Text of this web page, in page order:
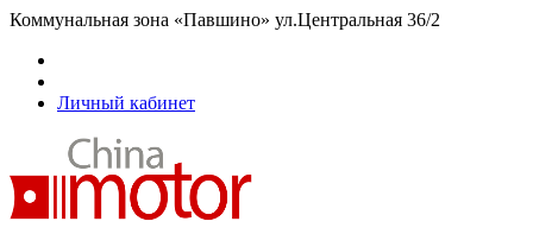
Коммунальная зона «Павшино» ул.Центральная 36/2
Личный кабинет